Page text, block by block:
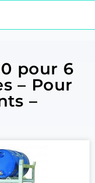
pour 6
– Pour
–